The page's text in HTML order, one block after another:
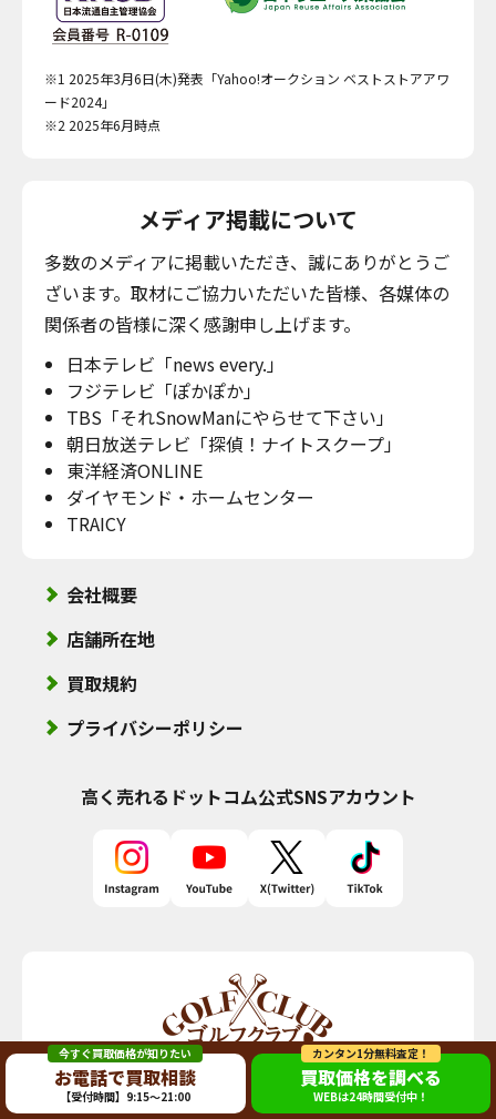
今すぐ買取価格が知りたい
お電話で買取相談
【受付時間】9:15～21:00
カンタン1分無料査定！
買取価格を調べる
WEBは24時間受付中！
※1 2025年3月6日(木)発表「Yahoo!オークション ベストストアアワ
ード2024」
※2 2025年6月時点
メディア掲載について
多数のメディアに掲載いただき、誠にありがとうご
ざいます。取材にご協力いただいた皆様、各媒体の
関係者の皆様に深く感謝申し上げます。
日本テレビ「news every.」
フジテレビ「ぽかぽか」
TBS「それSnowManにやらせて下さい」
朝日放送テレビ「探偵！ナイトスクープ」
東洋経済ONLINE
ダイヤモンド・ホームセンター
TRAICY
会社概要
店舗所在地
買取規約
プライバシーポリシー
高く売れるドットコム公式SNSアカウント